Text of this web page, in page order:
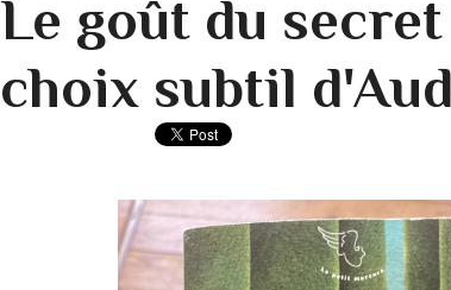
Le goût du
choix subtil